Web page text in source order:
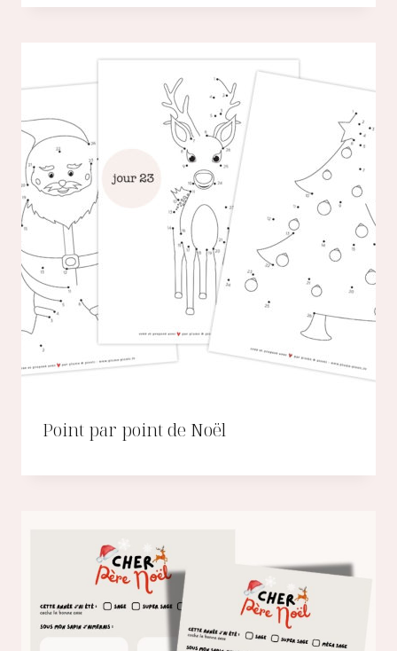
Point par point de Noël